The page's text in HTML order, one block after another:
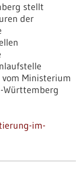
stellt
der
vom Ministerium
Württemberg
im-